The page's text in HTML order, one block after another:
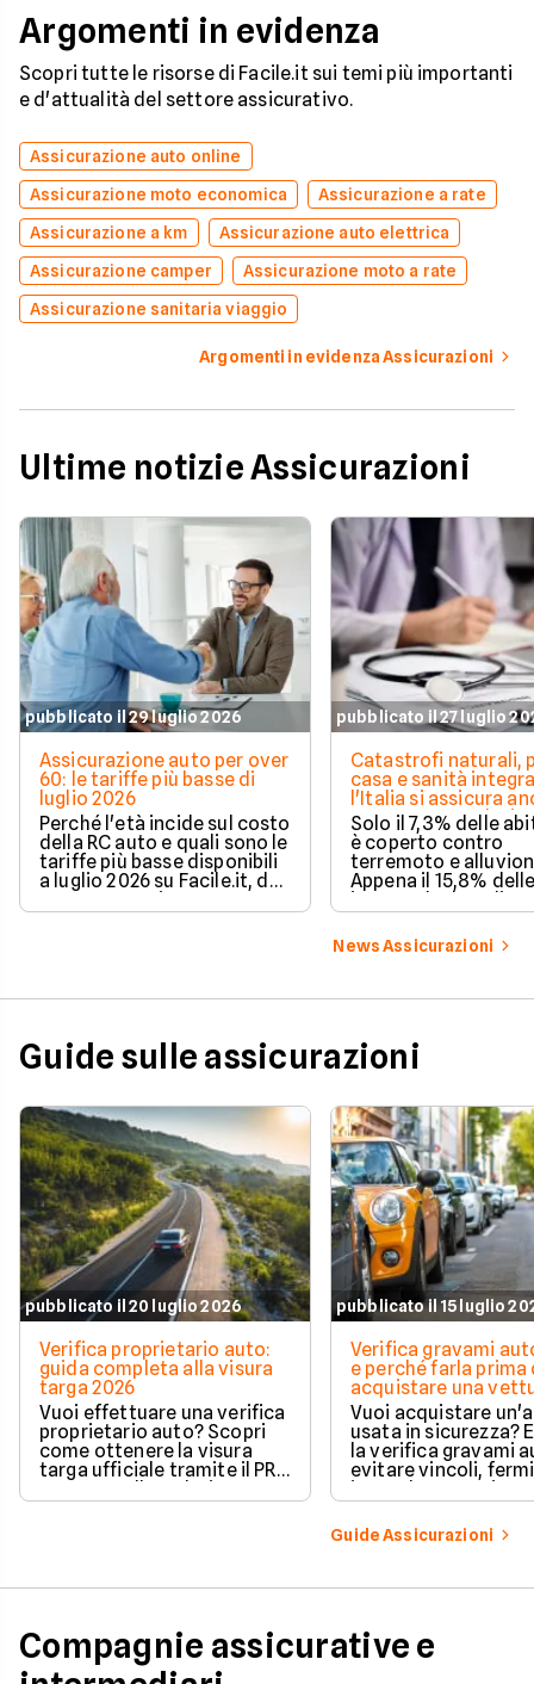
Argomenti in evidenza
Scopri tutte le risorse di Facile.it sui temi più importanti
e d'attualità del settore assicurativo.
Assicurazione auto online
Assicurazione moto economica
Assicurazione a rate
Assicurazione a km
Assicurazione auto elettrica
Assicurazione camper
Assicurazione moto a rate
Assicurazione sanitaria viaggio
Argomenti in evidenza Assicurazioni
Ultime notizie Assicurazioni
pubblicato il 29 luglio 2026
Assicurazione auto per over
60: le tariffe più basse di
luglio 2026
Perché l'età incide sul costo
della RC auto e quali sono le
tariffe più basse disponibili
a luglio 2026 su Facile.it, da
106,32€ annui.
pubblicato il 27 luglio
Catastrofi naturali,
casa e sanità
l'Italia si assicura
troppo poco. I dati
Solo il 7,3% delle
è coperto contro
terremoto e
Appena il 15,8%
imprese ha la polizza
catastrofale
dati ANIA 2025 sul
assicurativo
News Assicurazioni
Guide sulle assicurazioni
pubblicato il 20 luglio 2026
Verifica proprietario auto:
guida completa alla visura
targa 2026
Vuoi effettuare una verifica
proprietario auto? Scopri
come ottenere la visura
targa ufficiale tramite il PRA
per controllare dati e
vincoli in totale sicurezza.
pubblicato il 15 luglio
Verifica gravami
e perché farla prima
acquistare una
Vuoi acquistare
usata in sicurezza?
la verifica gravami
evitare vincoli,
ipoteche. Scopri
tutelare il tuo
Guide Assicurazioni
Compagnie assicurative e